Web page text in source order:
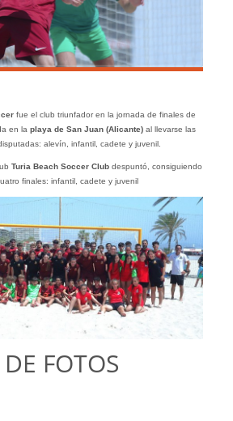
fue el club triunfador en la jornada de finales de
en la playa de San Juan (Alicante)al llevarse las
alevín, infantil, cadete y juvenil.
Turia Beach Soccer Clubdespuntó, consiguiendo
finales: infantil, cadete y juvenil
FOTOS